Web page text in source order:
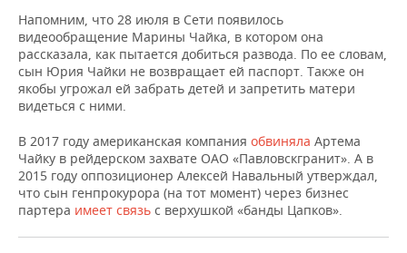
ВОЛЕЙБОЛ
КИБЕРСПОРТ
ФИГУРНОЕ КАТАНИЕ
ВОДНЫЕ ВИДЫ СПОРТА
ХОККЕЙ С МЯЧОМ
ИСТОРИЯ
КУЛЬТУРА
МЕДИЦИНА
ОБРАЗОВАНИЕ
ПРОИСШЕСТВИЯ
СПИСОК ПЕРСОН
СПИСОК КОМПАНИЙ
ПОЛНАЯ ВЕРСИЯ
Напомним, что 28 июля в Сети появилось
видеообращение Марины Чайка, в котором она
рассказала, как пытается добиться развода. По ее словам,
сын Юрия Чайки не возвращает ей паспорт. Также он
якобы угрожал ей забрать детей и запретить матери
видеться с ними.
В 2017 году американская компания обвиняла Артема
Чайку в рейдерском захвате ОАО «Павловскгранит». А в
2015 году оппозиционер Алексей Навальный утверждал,
что сын генпрокурора (на тот момент) через бизнес
партера имеет связь с верхушкой «банды Цапков».